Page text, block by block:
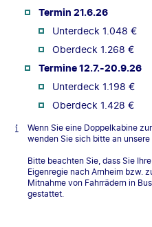
Termin 21.6.26
Unterdeck 1.048 €
Oberdeck 1.268 €
Termine 12.7.-20.9.26
Unterdeck 1.198 €
Oberdeck 1.428 €
Wenn Sie eine Doppelkabine
wenden Sie sich bitte an unsere
Bitte beachten Sie, dass Sie
Eigenregie nach Arnheim bzw.
Mitnahme von Fahrrädern in
gestattet.